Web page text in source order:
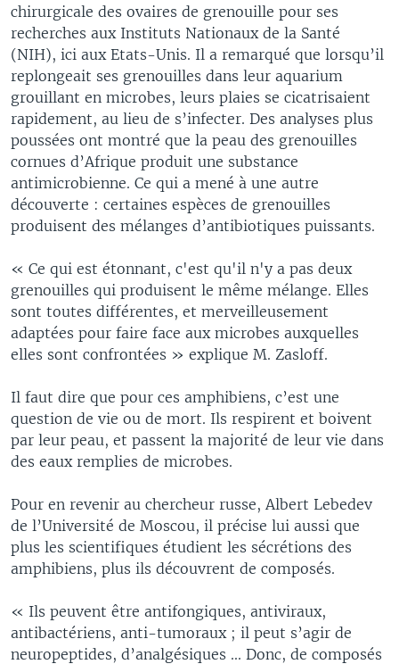
chirurgicale des ovaires de grenouille pour ses
recherches aux Instituts Nationaux de la Santé
(NIH), ici aux Etats-Unis. Il a remarqué que lorsqu’il
replongeait ses grenouilles dans leur aquarium
grouillant en microbes, leurs plaies se cicatrisaient
rapidement, au lieu de s’infecter. Des analyses plus
poussées ont montré que la peau des grenouilles
cornues d’Afrique produit une substance
antimicrobienne. Ce qui a mené à une autre
découverte : certaines espèces de grenouilles
produisent des mélanges d’antibiotiques puissants.
« Ce qui est étonnant, c'est qu'il n'y a pas deux
grenouilles qui produisent le même mélange. Elles
sont toutes différentes, et merveilleusement
adaptées pour faire face aux microbes auxquelles
elles sont confrontées » explique M. Zasloff.
Il faut dire que pour ces amphibiens, c’est une
question de vie ou de mort. Ils respirent et boivent
par leur peau, et passent la majorité de leur vie dans
des eaux remplies de microbes.
Pour en revenir au chercheur russe, Albert Lebedev
de l’Université de Moscou, il précise lui aussi que
plus les scientifiques étudient les sécrétions des
amphibiens, plus ils découvrent de composés.
« Ils peuvent être antifongiques, antiviraux,
antibactériens, anti-tumoraux ; il peut s’agir de
neuropeptides, d’analgésiques ... Donc, de composés